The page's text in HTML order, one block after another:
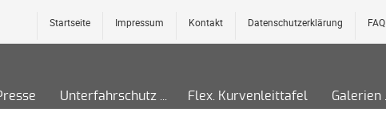
FAQ
Datenschutzerklärung
Kontakt
Impressum
Startseite
Unterfahrschutz Flex. Kurvenleittafel Galerien